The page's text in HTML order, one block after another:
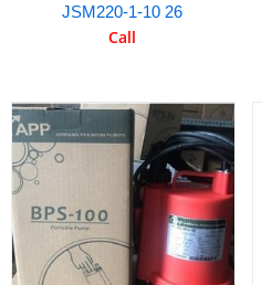
JSM220-1-10 26
Call